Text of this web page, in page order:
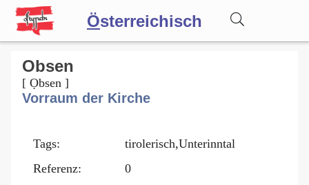
Österreichisch
Wörterbuch
Forum
Blog
Obsen
[ Ọbsen ]
Vorraum der Kirche
Tags:
tirolerisch,Unterinntal
Referenz:
0